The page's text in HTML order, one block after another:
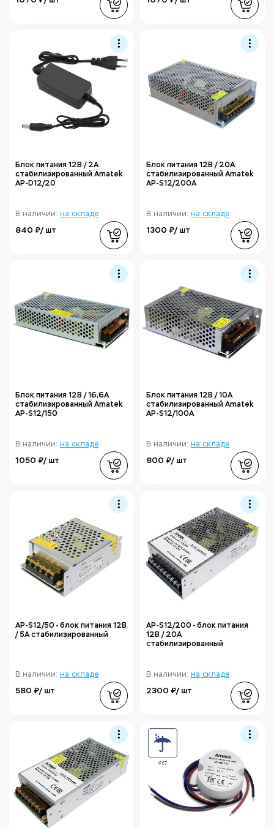
Блок питания 12В / 2А
стабилизированный Amatek
AP-D12/20
В наличии: на складе
840 ₽/ шт
Блок питания 12В / 20А
стабилизированный Amatek
AP-S12/200A
В наличии: на складе
1300 ₽/ шт
Блок питания 12В / 16,6А
стабилизированный Amatek
AP-S12/150
В наличии: на складе
1050 ₽/ шт
Блок питания 12В / 10А
стабилизированный Amatek
AP-S12/100A
В наличии: на складе
800 ₽/ шт
AP-S12/50 - блок питания 12В
/ 5А стабилизированный
В наличии: на складе
580 ₽/ шт
AP-S12/200 - блок питания
12В / 20А
стабилизированный
В наличии: на складе
2300 ₽/ шт